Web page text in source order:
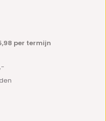
per termijn